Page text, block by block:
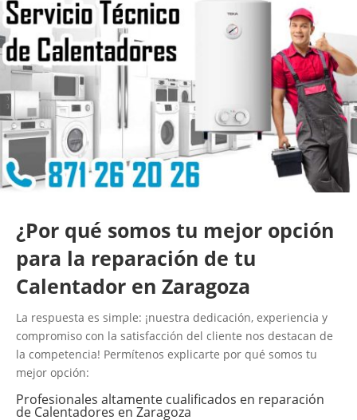
¿Por qué somos tu mejor opción
para la reparación de tu
Calentador en Zaragoza
La respuesta es simple: ¡nuestra dedicación, experiencia y
compromiso con la satisfacción del cliente nos destacan de
la competencia! Permítenos explicarte por qué somos tu
mejor opción:
Profesionales altamente cualificados en reparación
de Calentadores en Zaragoza